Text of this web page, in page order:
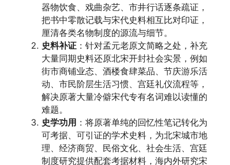
器物饮食、戏曲杂艺、市井行话逐条疏证，
把书中零散记载与宋代史料相互比对印证，
厘清各类名物制度的源流与细节。
史料补证 ：针对孟元老原文简略之处，补充
大量同期史料还原北宋开封社会实景，例如
街市商铺业态、酒楼食肆菜品、节庆游乐活
动、市民阶层生活习惯、宫廷礼仪流程等，
解决原著大量冷僻宋代专有名词难以读懂的
难题。
史学功用 ：将原著单纯的回忆性笔记转化为
可考据、可引证的学术史料，为北宋城市地
理、经济商贸、民俗文化、社会生活、宫廷
制度研究提供配套考据材料，海内外研究宋